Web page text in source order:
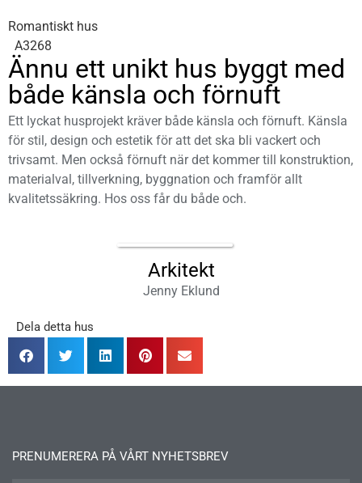
Romantiskt hus
A3268
Ännu ett unikt hus byggt med
både känsla och förnuft
Ett lyckat husprojekt kräver både känsla och förnuft. Känsla
för stil, design och estetik för att det ska bli vackert och
trivsamt. Men också förnuft när det kommer till konstruktion,
materialval, tillverkning, byggnation och framför allt
kvalitetssäkring. Hos oss får du både och.
Arkitekt
Jenny Eklund
Dela detta hus
PRENUMERERA PÅ VÅRT NYHETSBREV